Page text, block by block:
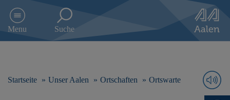
e
Menu Suche
Startseite Unser Aalen Ortschaften Ortswarte